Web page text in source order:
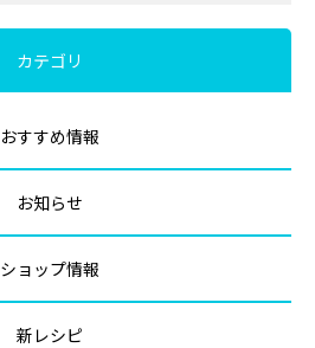
カテゴリ
おすすめ情報
お知らせ
ショップ情報
新レシピ